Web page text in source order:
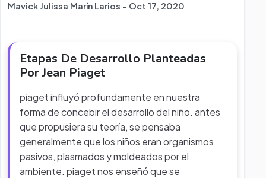
Mavick Julissa Marín Larios - Oct 17, 2020
Etapas De Desarrollo Planteadas
Por Jean Piaget
piaget influyó profundamente en nuestra
forma de concebir el desarrollo del niño. antes
que propusiera su teoría, se pensaba
generalmente que los niños eran organismos
pasivos, plasmados y moldeados por el
ambiente. piaget nos enseñó que se